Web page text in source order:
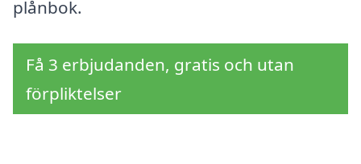
plånbok.
Få 3 erbjudanden, gratis och utan
förpliktelser